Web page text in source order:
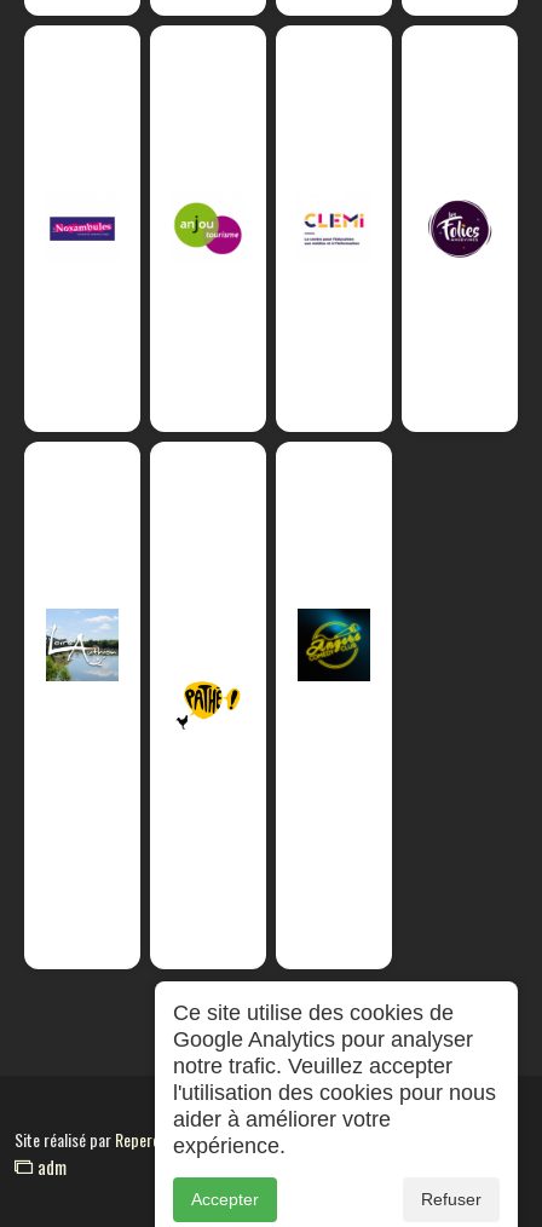
Site réalisé parRepereCom
adm
Ce site utilise des cookies de
Google Analytics pour analyser
notre trafic. Veuillez accepter
l'utilisation des cookies pour nous
aider à améliorer votre
expérience.
Accepter Refuser